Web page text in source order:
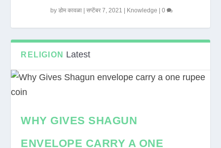
byडोम कावळा |सप्टेंबर 7, 2021 Knowledge |0
RELIGION Latest
WHY GIVES SHAGUN
ENVELOPE CARRY A ONE